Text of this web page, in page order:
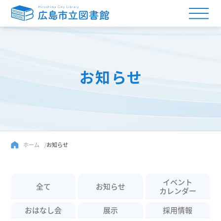
お知らせ
ホーム お知らせ
全て お知らせ
イベント
カレンダー
おはなし会
展示 採用情報